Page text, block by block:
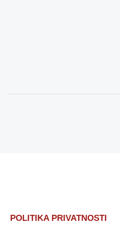
POLITIKA PRIVATNOSTI